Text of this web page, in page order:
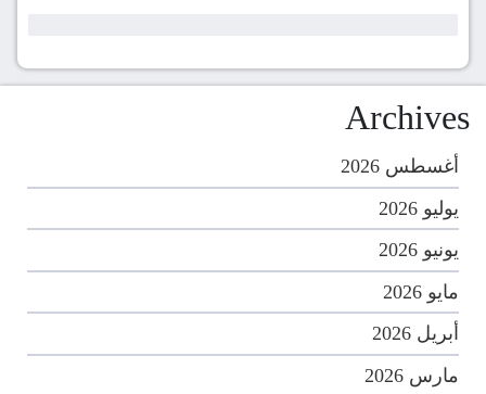
Archives
أغسطس 2026
يوليو 2026
يونيو 2026
مايو 2026
أبريل 2026
مارس 2026